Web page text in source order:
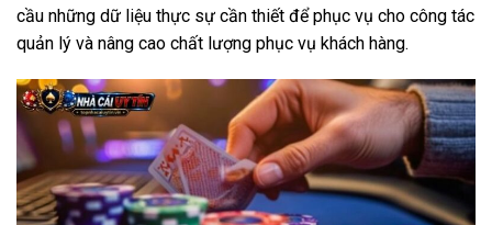
cầu những dữ liệu thực sự cần thiết để phục vụ cho công tác
quản lý và nâng cao chất lượng phục vụ khách hàng.